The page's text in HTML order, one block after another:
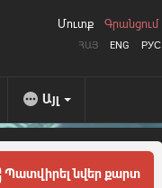
ՀԱՅ ENG РУС
Մուտք Գրանցում
Այլ
Պատվիրել նվեր քարտ